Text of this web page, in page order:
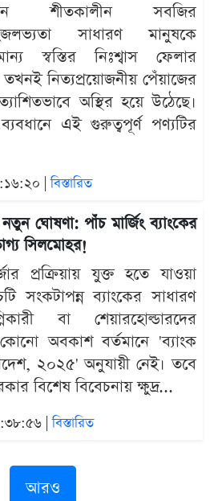
শীতকালীন সবজির
সাধারণ মানুষকে
স্বস্তির নিঃশ্বাস ফেলার
নিত্যপ্রয়োজনীয় পেঁয়াজের
অস্থির হয়ে উঠেছে।
এই গুরুত্বপূর্ণ পণ্যটির
|বিস্তারিত
ঘোষণা: পাঁচ মার্জিং ব্যাংকের
সিলমোহর!
প্রক্রিয়ায় যুক্ত হতে যাওয়া
সংকটাপন্ন ব্যাংকের সাধারণ
বা শেয়ারহোল্ডারদের
অবকাশ বর্তমানে 'ব্যাংক
২০২৫' অনুযায়ী নেই। তবে
বিশেষ বিবেচনায় ক্ষুদ্র...
|বিস্তারিত
আরও